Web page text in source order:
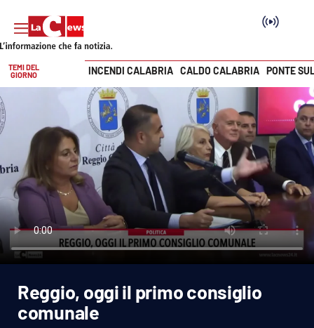
Cronaca
Politica
Attualità
Economia e lavoro
Italia Mondo
Vai
TEMI DEL
GIORNO
INCENDI CALABRIA CALDO CALABRIA PONTE
Reggio, oggi il primo consiglio
comunale